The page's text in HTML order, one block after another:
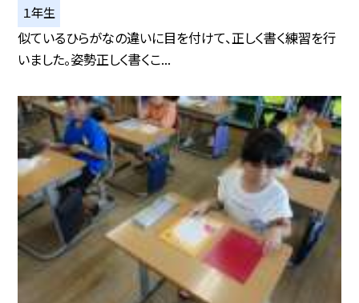
１年生
似ているひらがなの違いに目を付けて、正しく書く練習を行
いました。姿勢正しく書くこ...